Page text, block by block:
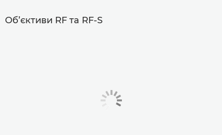
Об’єктиви RF та RF-S